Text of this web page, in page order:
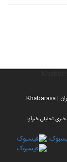
پایگاه خبری تحلیلی خبر آوا | اخبار موسیقی ایران | Khabarava
تحلیلی خبرآوا